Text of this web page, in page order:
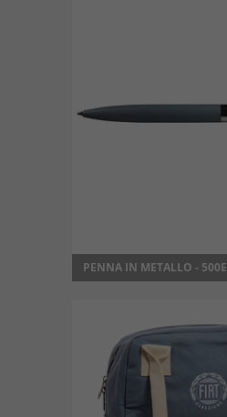
PENNA IN METALLO - 500E